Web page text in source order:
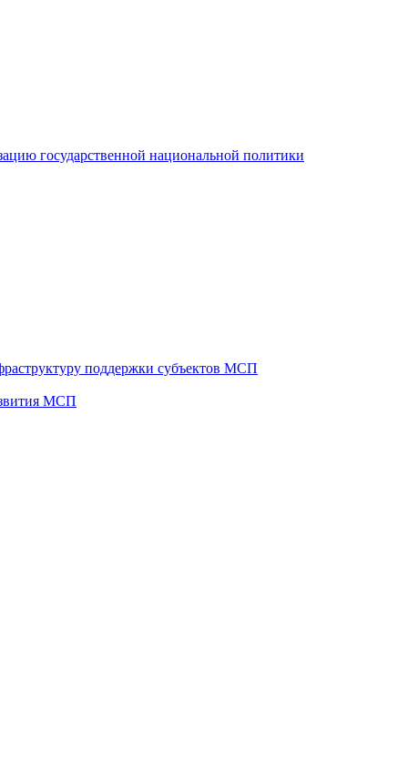
государственной национальной политики
поддержки субъектов МСП
МСП